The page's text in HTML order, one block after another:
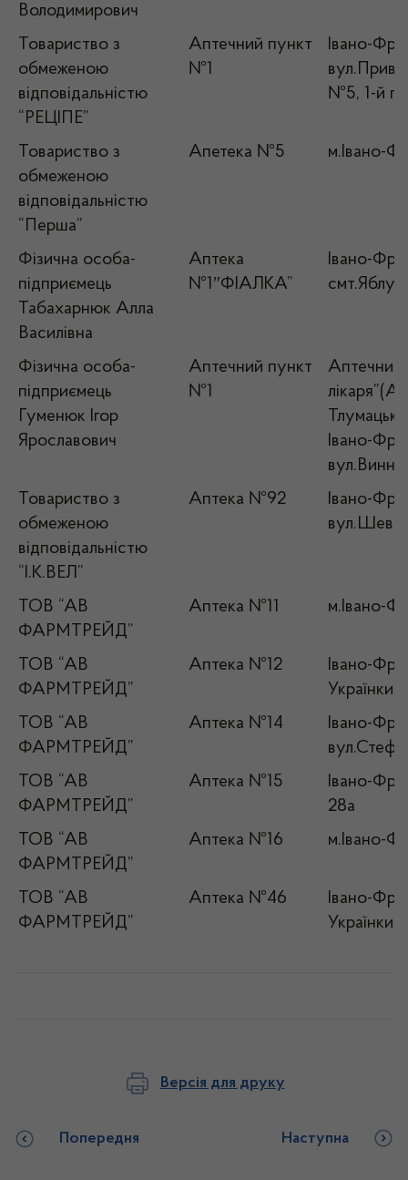
Володимирович
Товариство з
обмеженою
відповідальністю
“РЕЦІПЕ”
Аптечний пункт
№1
Івано-
№5, 1-й
Товариство з
обмеженою
відповідальністю
“Перша”
Апетека №5 м.Івано-
Фізична особа-
підприємець
Табахарнюк Алла
Василівна
Аптека
№1″ФІАЛКА”
Івано-
Фізична особа-
підприємець
Гуменюк Ігор
Ярославович
Аптечний пункт
№1
Аптечний
Івано-
Товариство з
обмеженою
відповідальністю
“І.К.ВЕЛ”
Аптека №92
Івано-
ТОВ “АВ
ФАРМТРЕЙД”
Аптека №11 м.Івано-
ТОВ “АВ
ФАРМТРЕЙД”
Аптека №12
Івано-
Українки, 1
ТОВ “АВ
ФАРМТРЕЙД”
Аптека №14
Івано-
ТОВ “АВ
ФАРМТРЕЙД”
Аптека №15
Івано-
28а
ТОВ “АВ
ФАРМТРЕЙД”
Аптека №16 м.Івано-
ТОВ “АВ
ФАРМТРЕЙД”
Аптека №46
Івано-
Українки,
Версія для друку
Попередня Наступна